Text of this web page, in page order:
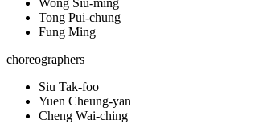
Wong Siu-ming
Tong Pui-chung
Fung Ming
choreographers
Siu Tak-foo
Yuen Cheung-yan
Cheng Wai-ching